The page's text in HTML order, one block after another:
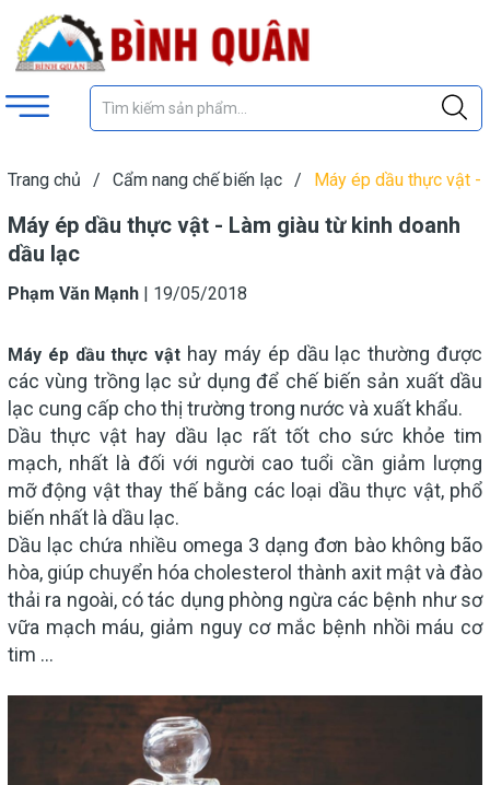
Trang chủ / Cẩm nang chế biến lạc /
Máy ép dầu thực vật -
Máy ép dầu thực vật - Làm giàu từ kinh doanh
dầu lạc
Phạm Văn Mạnh | 19/05/2018
Máy ép dầu thực vật hay máy ép dầu lạc thường được
các vùng trồng lạc sử dụng để chế biến sản xuất dầu
lạc cung cấp cho thị trường trong nước và xuất khẩu.
Dầu thực vật hay dầu lạc rất tốt cho sức khỏe tim
mạch, nhất là đối với người cao tuổi cần giảm lượng
mỡ động vật thay thế bằng các loại dầu thực vật, phổ
biến nhất là dầu lạc.
Dầu lạc chứa nhiều omega 3 dạng đơn bào không bão
hòa, giúp chuyển hóa cholesterol thành axit mật và đào
thải ra ngoài, có tác dụng phòng ngừa các bệnh như sơ
vữa mạch máu, giảm nguy cơ mắc bệnh nhồi máu cơ
tim ...